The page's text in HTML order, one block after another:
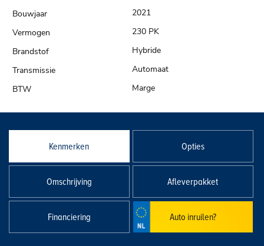
2021
230 PK
Hybride
Automaat
Marge
Kenmerken Opties
Omschrijving Afleverpakket
Financiering Auto inruilen?